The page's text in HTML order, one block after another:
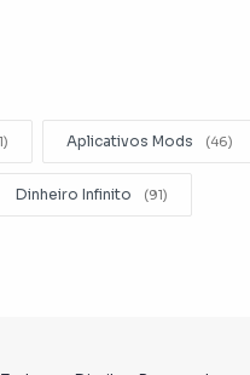
Aplicativos Mods
Dinheiro Infinito